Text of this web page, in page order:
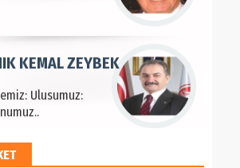
Ulusumuz:
KEMAL ZEYBEK
HAYRİ PEKER